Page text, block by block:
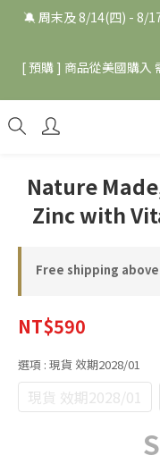
🔕 周末及 8/14(四) - 8/
[ 預購 ] 商品從美國購入
Nature
Zinc with
Free shipping
NT$590
選項 : 現貨 效期2028/01
現貨 效期2028/01